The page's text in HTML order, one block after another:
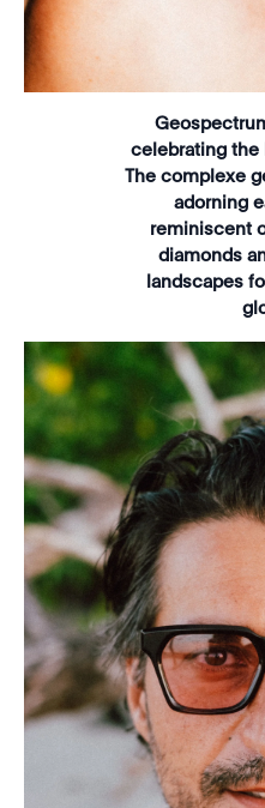
celebrating the
The complexe
adorning
reminiscent
diamonds
landscapes